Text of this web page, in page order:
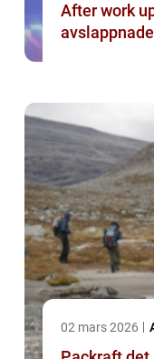
After work uppsala
02 mars 2026